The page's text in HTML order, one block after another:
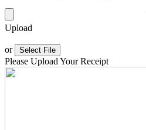
Upload
or Select File
Please Upload Your Receipt